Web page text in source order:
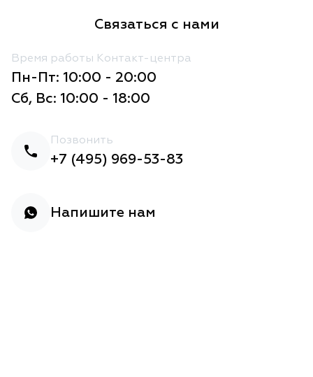
Связаться с нами
Время работы Контакт-центра
Пн-Пт: 10:00 - 20:00
Сб, Вс: 10:00 - 18:00
Позвонить
+7 (495) 969-53-83
Напишите нам